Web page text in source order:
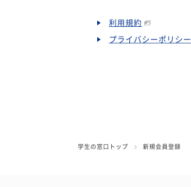
利用規約
プライバシーポリシー
学生の窓口トップ 新規会員登録